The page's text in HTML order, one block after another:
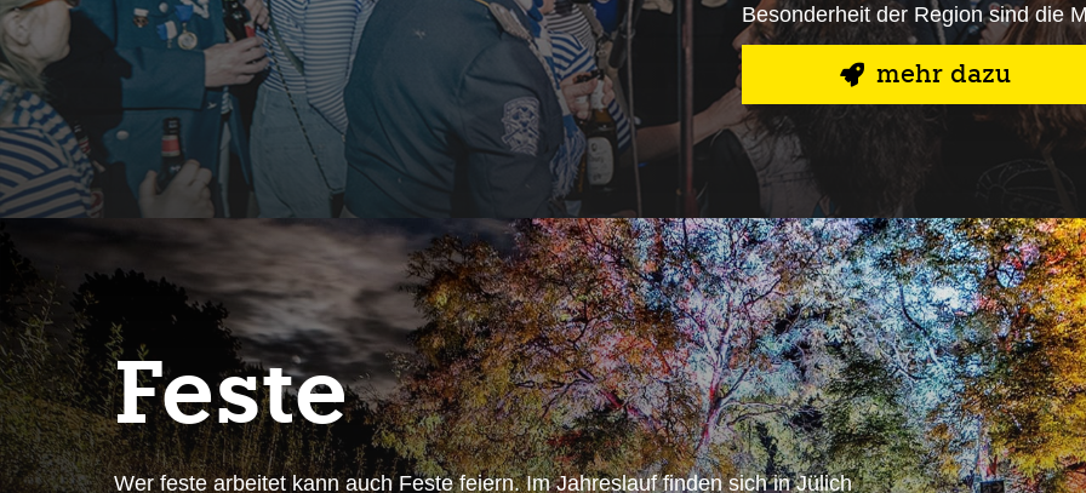
Besonderheit der Region sind die
mehr dazu
Feste
Wer feste arbeitet kann auch Feste feiern. Im Jahreslauf finden sich in Jülich